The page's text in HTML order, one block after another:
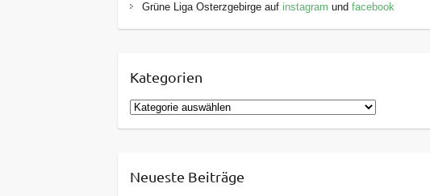
Grüne Liga Osterzgebirge auf instagram und facebook
Kategorien
K
a
gNeueste Beiträge